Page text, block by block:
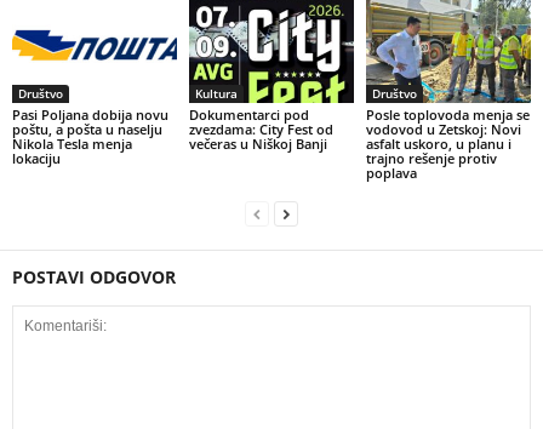
Društvo
Pasi Poljana dobija novu
poštu, a pošta u naselju
Nikola Tesla menja
lokaciju
Kultura
Dokumentarci pod
zvezdama: City Fest od
večeras u Niškoj Banji
Društvo
Posle toplovoda menja se
vodovod u Zetskoj: Novi
asfalt uskoro, u planu i
trajno rešenje protiv
poplava
POSTAVI ODGOVOR